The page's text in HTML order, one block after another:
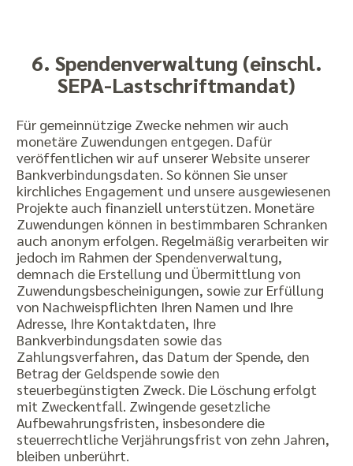
6. Spendenverwaltung (einschl.
SEPA-Lastschriftmandat)
Für gemeinnützige Zwecke nehmen wir auch
monetäre Zuwendungen entgegen. Dafür
veröffentlichen wir auf unserer Website unserer
Bankverbindungsdaten. So können Sie unser
kirchliches Engagement und unsere ausgewiesenen
Projekte auch finanziell unterstützen. Monetäre
Zuwendungen können in bestimmbaren Schranken
auch anonym erfolgen. Regelmäßig verarbeiten wir
jedoch im Rahmen der Spendenverwaltung,
demnach die Erstellung und Übermittlung von
Zuwendungsbescheinigungen, sowie zur Erfüllung
von Nachweispflichten Ihren Namen und Ihre
Adresse, Ihre Kontaktdaten, Ihre
Bankverbindungsdaten sowie das
Zahlungsverfahren, das Datum der Spende, den
Betrag der Geldspende sowie den
steuerbegünstigten Zweck. Die Löschung erfolgt
mit Zweckentfall. Zwingende gesetzliche
Aufbewahrungsfristen, insbesondere die
steuerrechtliche Verjährungsfrist von zehn Jahren,
bleiben unberührt.